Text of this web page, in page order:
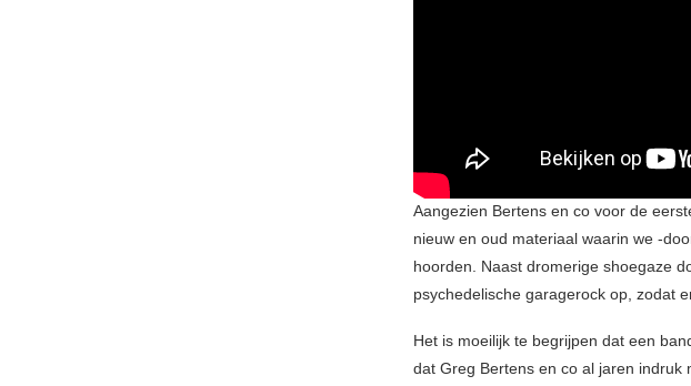
Aangezien Bertens en co voor de
nieuw en oud materiaal waarin we -
hoorden. Naast dromerige shoegaze
psychedelische garagerock op, zodat
Het is moeilijk te begrijpen dat een
dat Greg Bertens en co al jaren indruk